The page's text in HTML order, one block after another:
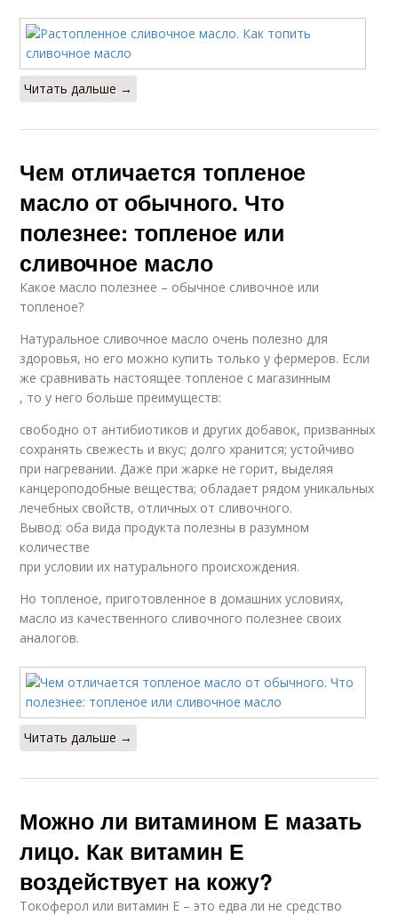
Читать дальше →
Чем отличается топленое
масло от обычного. Что
полезнее: топленое или
сливочное масло
Какое масло полезнее – обычное сливочное или
топленое?
Натуральное сливочное масло очень полезно для
здоровья, но его можно купить только у фермеров. Если
же сравнивать настоящее топленое с магазинным
, то у него больше преимуществ:
свободно от антибиотиков и других добавок, призванных
сохранять свежесть и вкус; долго хранится; устойчиво
при нагревании. Даже при жарке не горит, выделяя
канцероподобные вещества; обладает рядом уникальных
лечебных свойств, отличных от сливочного.
Вывод: оба вида продукта полезны в разумном
количестве
при условии их натурального происхождения.
Но топленое, приготовленное в домашних условиях,
масло из качественного сливочного полезнее своих
аналогов.
Читать дальше →
Можно ли витамином Е мазать
лицо. Как витамин Е
воздействует на кожу?
Токоферол или витамин Е – это едва ли не средство